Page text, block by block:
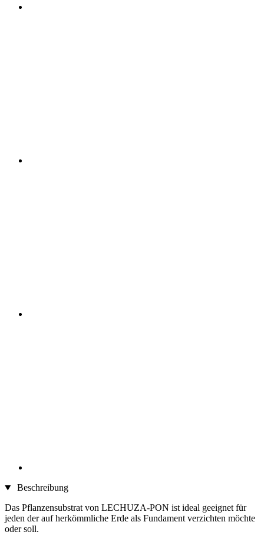
Beschreibung
Das Pflanzensubstrat von LECHUZA-PON ist ideal geeignet für
jeden der auf herkömmliche Erde als Fundament verzichten möchte
oder soll.